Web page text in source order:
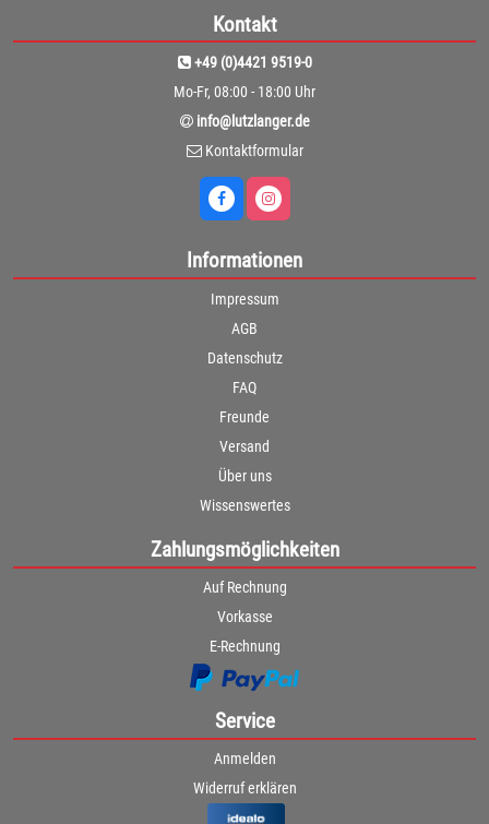
Kontakt
+49 (0)4421 9519-0
Mo-Fr, 08:00 - 18:00 Uhr
info@lutzlanger.de
Kontaktformular
Informationen
Impressum
AGB
Datenschutz
FAQ
Freunde
Versand
Über uns
Wissenswertes
Zahlungsmöglichkeiten
Auf Rechnung
Vorkasse
E-Rechnung
Service
Anmelden
Widerruf erklären